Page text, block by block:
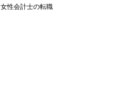
女性会計士の転職